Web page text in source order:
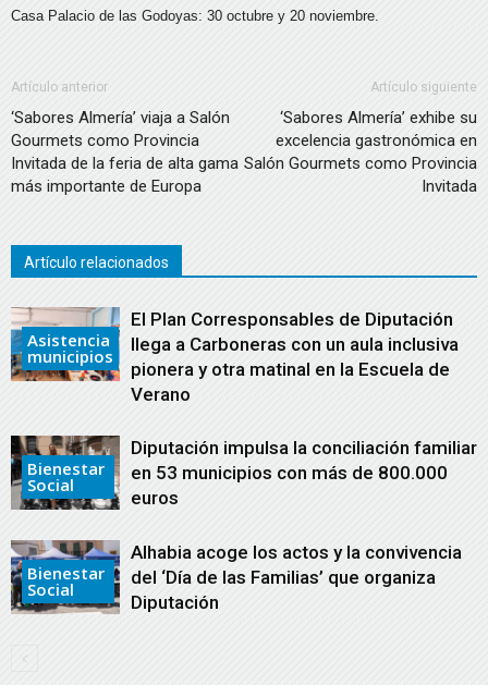
Casa Palacio de las Godoyas: 30 octubre y 20 noviembre.
Artículo anterior
‘Sabores Almería’ viaja a Salón
Gourmets como Provincia
Invitada de la feria de alta gama
más importante de Europa
Artículo siguiente
‘Sabores Almería’ exhibe su
excelencia gastronómica en
Salón Gourmets como Provincia
Invitada
Artículo relacionados
Asistencia
municipios
El Plan Corresponsables de Diputación
llega a Carboneras con un aula inclusiva
pionera y otra matinal en la Escuela de
Verano
Bienestar
Social
Diputación impulsa la conciliación familiar
en 53 municipios con más de 800.000
euros
Bienestar
Social
Alhabia acoge los actos y la convivencia
del ‘Día de las Familias’ que organiza
Diputación